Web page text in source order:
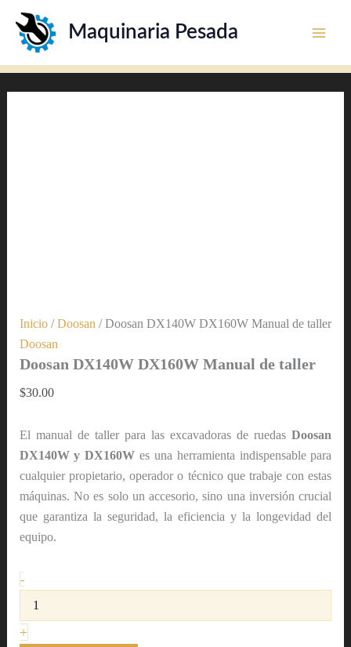
contenido
Maquinaria Pesada
Inicio/Doosan / Doosan DX140W DX160W Manual de taller
Doosan
Doosan DX140W DX160W Manual de taller
$30.00
El manual de taller para las excavadoras de ruedasDoosan
DX140W y DX160W es una herramienta indispensable para
cualquier propietario, operador o técnico que trabaje con estas
máquinas. No es solo un accesorio, sino una inversión crucial
que garantiza la seguridad, la eficiencia y la longevidad del
equipo.
-
DX140W
DX160W
Manual
+